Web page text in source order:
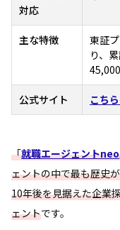
対応
主な特徴
東証
り、
公式サイト こち
「就職エージェントneo
ェントの中で最も歴史
10年後を見据えた企業
ェントです。